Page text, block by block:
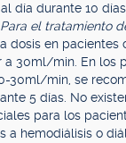
día durante 10 días.
Para el tratamiento
dosis en pacientes
a 30ml/min. En los
30ml/min, se
5 días. No
para los
a hemodiálisis o